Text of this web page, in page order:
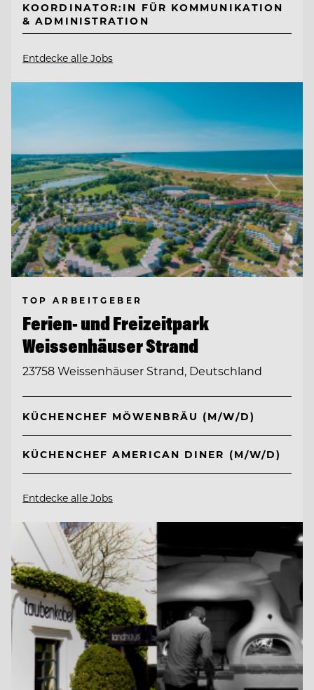
KOORDINATOR:IN FÜR KOMMUNIKATION
& ADMINISTRATION
Entdecke alle Jobs
TOP ARBEITGEBER
Ferien- und Freizeitpark
Weissenhäuser Strand
23758 Weissenhäuser Strand, Deutschland
KÜCHENCHEF MÖWENBRÄU (M/W/D)
KÜCHENCHEF AMERICAN DINER (M/W/D)
Entdecke alle Jobs